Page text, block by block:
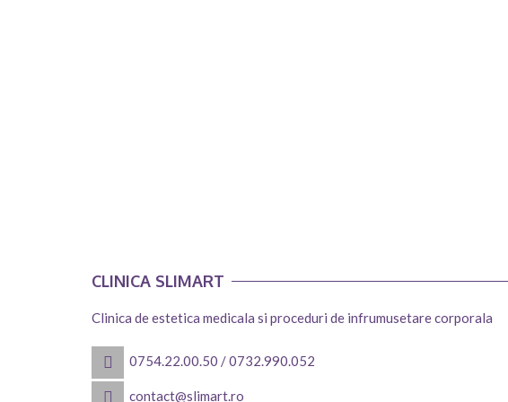
CLINICA SLIMART
Clinica de estetica medicala si proceduri de infrumusetare corporala
0754.22.00.50 /0732.990.052
contact@slimart.ro